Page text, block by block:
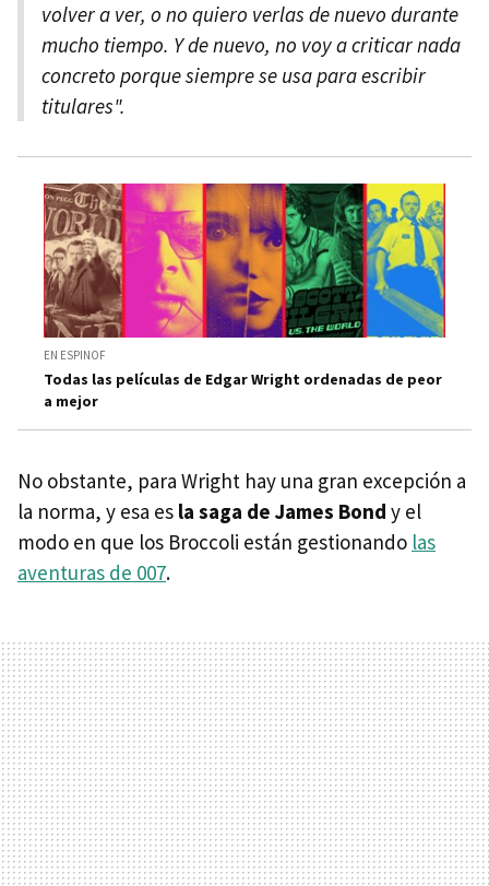
volver a ver, o no quiero verlas de nuevo durante
mucho tiempo. Y de nuevo, no voy a criticar nada
concreto porque siempre se usa para escribir
titulares".
EN ESPINOF
Todas las películas de Edgar Wright ordenadas de peor
a mejor
No obstante, para Wright hay una gran excepción a
la norma, y esa es la saga de James Bond y el
modo en que los Broccoli están gestionando las
aventuras de 007.